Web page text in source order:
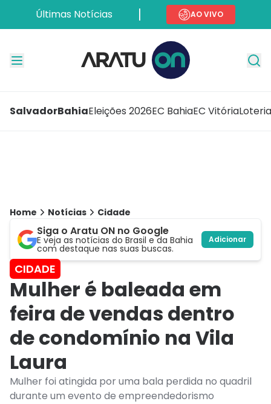
Últimas Notícias AO VIVO
SalvadorBahiaEleições 2026EC BahiaEC Vitória
Home Notícias Cidade
Siga o Aratu ON no Google
E veja as notícias do Brasil e da Bahia
com destaque nas suas buscas.
Adicionar
CIDADE
Mulher é baleada em
feira de vendas dentro
de condomínio na Vila
Laura
Mulher foi atingida por uma bala perdida no quadril
durante um evento de empreendedorismo